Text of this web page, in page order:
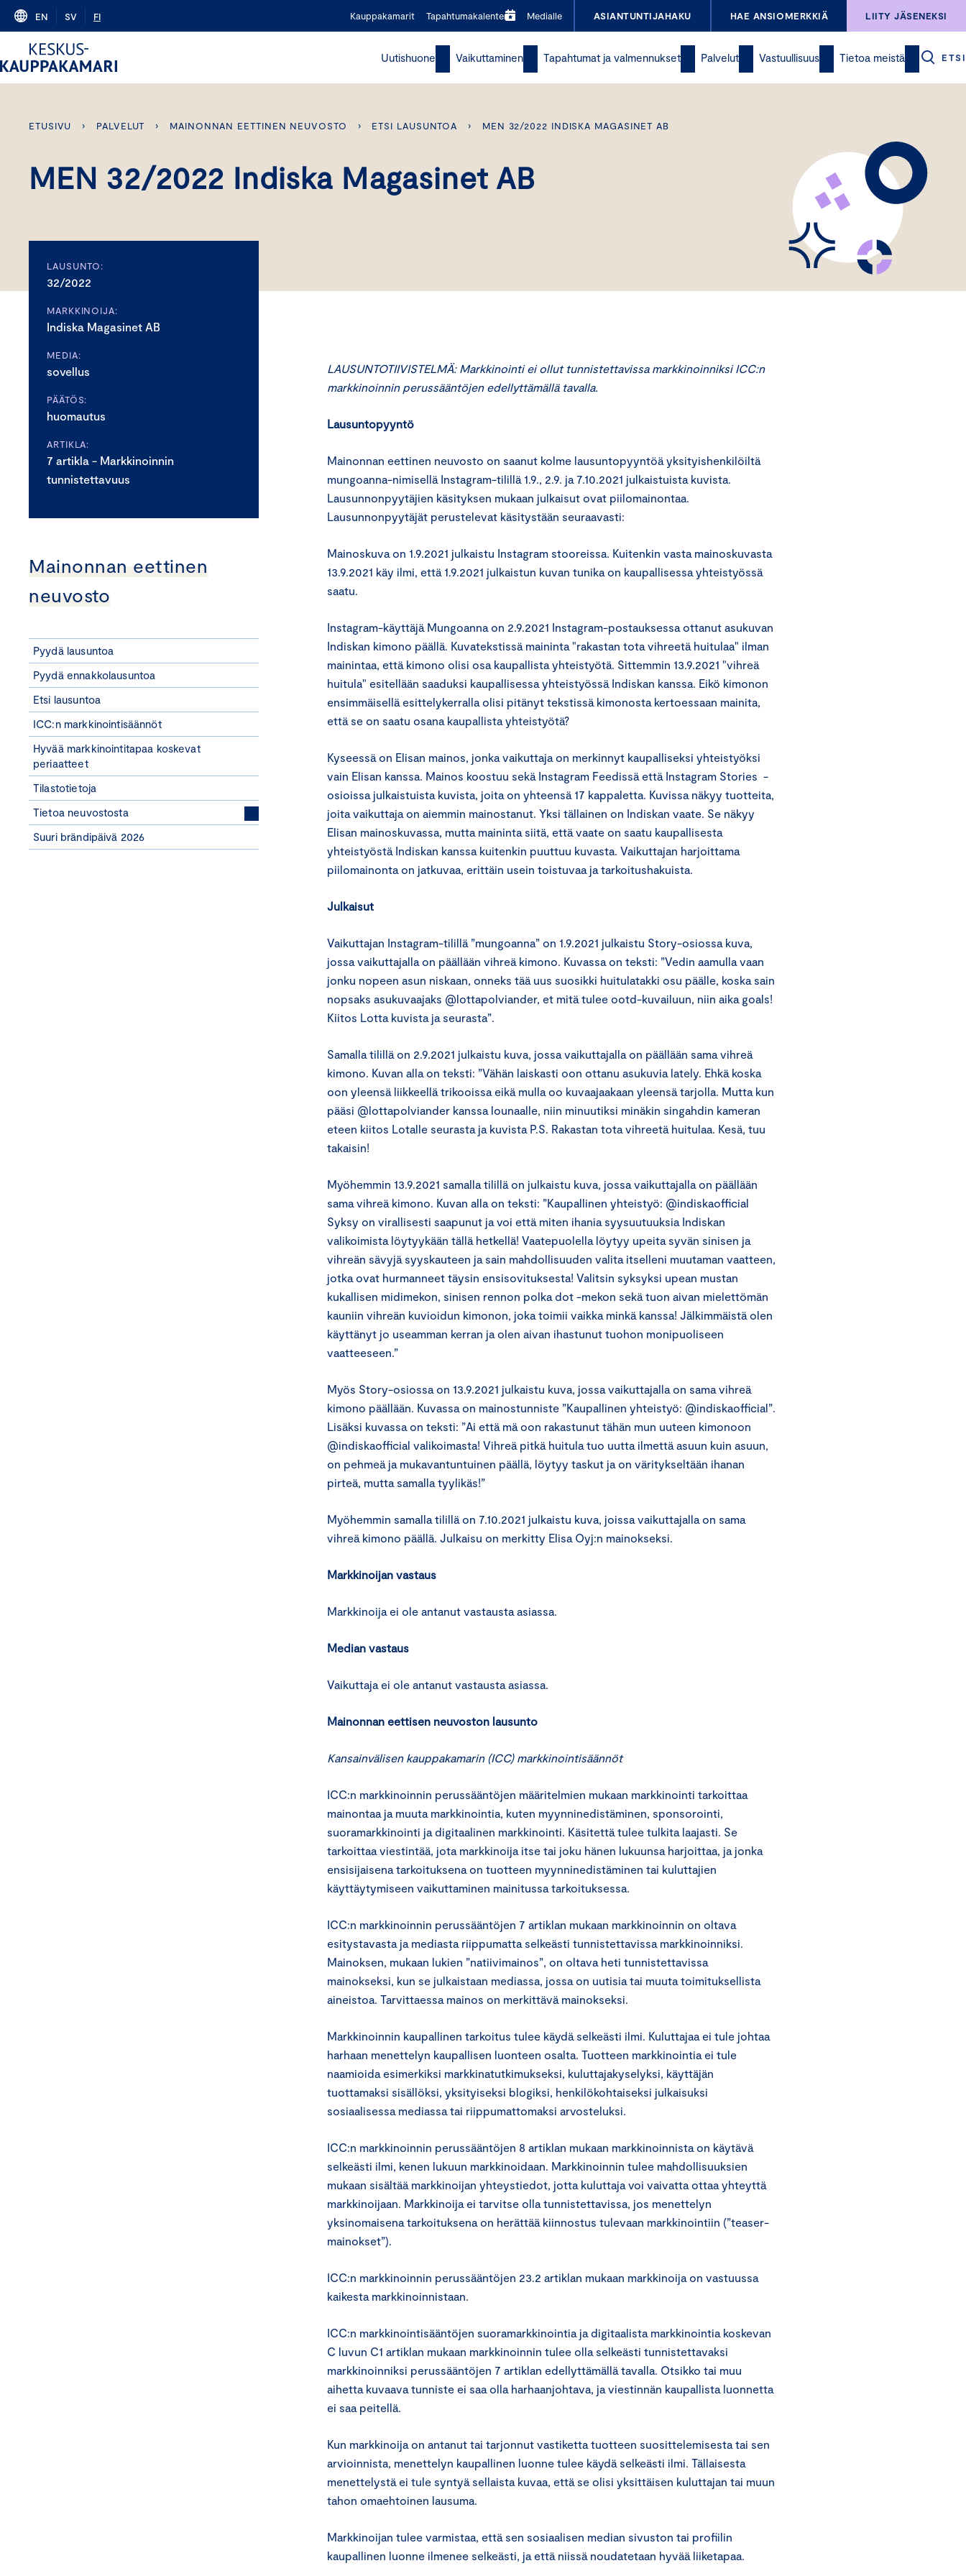
Skip
content
EN SV FI Kauppakamarit Tapahtumakalenteri Medialle ASIANTUNTIJAHAKU HAE ANSIOMERKKIÄ LIITY JÄSENEKSI
Uutishuone Vaikuttaminen Tapahtumat ja valmennukset Palvelut Vastuullisuus Tietoa meistä ETSI
ETUSIVU › PALVELUT › MAINONNAN EETTINEN NEUVOSTO › ETSI LAUSUNTOA › MEN 32/2022 INDISKA MAGASINET AB
MEN 32/2022 Indiska Magasinet AB
LAUSUNTO:
32/2022
MARKKINOIJA:
Indiska Magasinet AB
MEDIA:
sovellus
PÄÄTÖS:
huomautus
ARTIKLA:
7 artikla - Markkinoinnin
tunnistettavuus
Mainonnan eettinen
neuvosto
Pyydä lausuntoa
Pyydä ennakkolausuntoa
Etsi lausuntoa
ICC:n markkinointisäännöt
Hyvää markkinointitapaa koskevat
periaatteet
Tilastotietoja
Tietoa neuvostosta
Suuri brändipäivä 2026
LAUSUNTOTIIVISTELMÄ: Markkinointi ei ollut tunnistettavissa markkinoinniksi ICC:n
markkinoinnin perussääntöjen edellyttämällä tavalla.
Lausuntopyyntö
Mainonnan eettinen neuvosto on saanut kolme lausuntopyyntöä yksityishenkilöiltä
mungoanna-nimisellä Instagram-tilillä 1.9., 2.9. ja 7.10.2021 julkaistuista kuvista.
Lausunnonpyytäjien käsityksen mukaan julkaisut ovat piilomainontaa.
Lausunnonpyytäjät perustelevat käsitystään seuraavasti:
Mainoskuva on 1.9.2021 julkaistu Instagram stooreissa. Kuitenkin vasta mainoskuvasta
13.9.2021 käy ilmi, että 1.9.2021 julkaistun kuvan tunika on kaupallisessa yhteistyössä
saatu.
Instagram-käyttäjä Mungoanna on 2.9.2021 Instagram-postauksessa ottanut asukuvan
Indiskan kimono päällä. Kuvatekstissä maininta "rakastan tota vihreetä huitulaa" ilman
mainintaa, että kimono olisi osa kaupallista yhteistyötä. Sittemmin 13.9.2021 "vihreä
huitula" esitellään saaduksi kaupallisessa yhteistyössä Indiskan kanssa. Eikö kimonon
ensimmäisellä esittelykerralla olisi pitänyt tekstissä kimonosta kertoessaan mainita,
että se on saatu osana kaupallista yhteistyötä?
Kyseessä on Elisan mainos, jonka vaikuttaja on merkinnyt kaupalliseksi yhteistyöksi
vain Elisan kanssa. Mainos koostuu sekä Instagram Feedissä että Instagram Stories -
osioissa julkaistuista kuvista, joita on yhteensä 17 kappaletta. Kuvissa näkyy tuotteita,
joita vaikuttaja on aiemmin mainostanut. Yksi tällainen on Indiskan vaate. Se näkyy
Elisan mainoskuvassa, mutta maininta siitä, että vaate on saatu kaupallisesta
yhteistyöstä Indiskan kanssa kuitenkin puuttuu kuvasta. Vaikuttajan harjoittama
piilomainonta on jatkuvaa, erittäin usein toistuvaa ja tarkoitushakuista.
Julkaisut
Vaikuttajan Instagram-tilillä ”mungoanna” on 1.9.2021 julkaistu Story-osiossa kuva,
jossa vaikuttajalla on päällään vihreä kimono. Kuvassa on teksti: ”Vedin aamulla vaan
jonku nopeen asun niskaan, onneks tää uus suosikki huitulatakki osu päälle, koska sain
nopsaks asukuvaajaks @lottapolviander, et mitä tulee ootd-kuvailuun, niin aika goals!
Kiitos Lotta kuvista ja seurasta”.
Samalla tilillä on 2.9.2021 julkaistu kuva, jossa vaikuttajalla on päällään sama vihreä
kimono. Kuvan alla on teksti: ”Vähän laiskasti oon ottanu asukuvia lately. Ehkä koska
oon yleensä liikkeellä trikooissa eikä mulla oo kuvaajaakaan yleensä tarjolla. Mutta kun
pääsi @lottapolviander kanssa lounaalle, niin minuutiksi minäkin singahdin kameran
eteen kiitos Lotalle seurasta ja kuvista P.S. Rakastan tota vihreetä huitulaa. Kesä, tuu
takaisin!
Myöhemmin 13.9.2021 samalla tilillä on julkaistu kuva, jossa vaikuttajalla on päällään
sama vihreä kimono. Kuvan alla on teksti: ”Kaupallinen yhteistyö: @indiskaofficial
Syksy on virallisesti saapunut ja voi että miten ihania syysuutuuksia Indiskan
valikoimista löytyykään tällä hetkellä! Vaatepuolella löytyy upeita syvän sinisen ja
vihreän sävyjä syyskauteen ja sain mahdollisuuden valita itselleni muutaman vaatteen,
jotka ovat hurmanneet täysin ensisovituksesta! Valitsin syksyksi upean mustan
kukallisen midimekon, sinisen rennon polka dot -mekon sekä tuon aivan mielettömän
kauniin vihreän kuvioidun kimonon, joka toimii vaikka minkä kanssa! Jälkimmäistä olen
käyttänyt jo useamman kerran ja olen aivan ihastunut tuohon monipuoliseen
vaatteeseen.”
Myös Story-osiossa on 13.9.2021 julkaistu kuva, jossa vaikuttajalla on sama vihreä
kimono päällään. Kuvassa on mainostunniste ”Kaupallinen yhteistyö: @indiskaofficial”.
Lisäksi kuvassa on teksti: ”Ai että mä oon rakastunut tähän mun uuteen kimonoon
@indiskaofficial valikoimasta! Vihreä pitkä huitula tuo uutta ilmettä asuun kuin asuun,
on pehmeä ja mukavantuntuinen päällä, löytyy taskut ja on väritykseltään ihanan
pirteä, mutta samalla tyylikäs!”
Myöhemmin samalla tilillä on 7.10.2021 julkaistu kuva, joissa vaikuttajalla on sama
vihreä kimono päällä. Julkaisu on merkitty Elisa Oyj:n mainokseksi.
Markkinoijan vastaus
Markkinoija ei ole antanut vastausta asiassa.
Median vastaus
Vaikuttaja ei ole antanut vastausta asiassa.
Mainonnan eettisen neuvoston lausunto
Kansainvälisen kauppakamarin (ICC) markkinointisäännöt
ICC:n markkinoinnin perussääntöjen määritelmien mukaan markkinointi tarkoittaa
mainontaa ja muuta markkinointia, kuten myynninedistäminen, sponsorointi,
suoramarkkinointi ja digitaalinen markkinointi. Käsitettä tulee tulkita laajasti. Se
tarkoittaa viestintää, jota markkinoija itse tai joku hänen lukuunsa harjoittaa, ja jonka
ensisijaisena tarkoituksena on tuotteen myynninedistäminen tai kuluttajien
käyttäytymiseen vaikuttaminen mainitussa tarkoituksessa.
ICC:n markkinoinnin perussääntöjen 7 artiklan mukaan markkinoinnin on oltava
esitystavasta ja mediasta riippumatta selkeästi tunnistettavissa markkinoinniksi.
Mainoksen, mukaan lukien ”natiivimainos”, on oltava heti tunnistettavissa
mainokseksi, kun se julkaistaan mediassa, jossa on uutisia tai muuta toimituksellista
aineistoa. Tarvittaessa mainos on merkittävä mainokseksi.
Markkinoinnin kaupallinen tarkoitus tulee käydä selkeästi ilmi. Kuluttajaa ei tule johtaa
harhaan menettelyn kaupallisen luonteen osalta. Tuotteen markkinointia ei tule
naamioida esimerkiksi markkinatutkimukseksi, kuluttajakyselyksi, käyttäjän
tuottamaksi sisällöksi, yksityiseksi blogiksi, henkilökohtaiseksi julkaisuksi
sosiaalisessa mediassa tai riippumattomaksi arvosteluksi.
ICC:n markkinoinnin perussääntöjen 8 artiklan mukaan markkinoinnista on käytävä
selkeästi ilmi, kenen lukuun markkinoidaan. Markkinoinnin tulee mahdollisuuksien
mukaan sisältää markkinoijan yhteystiedot, jotta kuluttaja voi vaivatta ottaa yhteyttä
markkinoijaan. Markkinoija ei tarvitse olla tunnistettavissa, jos menettelyn
yksinomaisena tarkoituksena on herättää kiinnostus tulevaan markkinointiin (”teaser-
mainokset”).
ICC:n markkinoinnin perussääntöjen 23.2 artiklan mukaan markkinoija on vastuussa
kaikesta markkinoinnistaan.
ICC:n markkinointisääntöjen suoramarkkinointia ja digitaalista markkinointia koskevan
C luvun C1 artiklan mukaan markkinoinnin tulee olla selkeästi tunnistettavaksi
markkinoinniksi perussääntöjen 7 artiklan edellyttämällä tavalla. Otsikko tai muu
aihetta kuvaava tunniste ei saa olla harhaanjohtava, ja viestinnän kaupallista luonnetta
ei saa peitellä.
Kun markkinoija on antanut tai tarjonnut vastiketta tuotteen suosittelemisesta tai sen
arvioinnista, menettelyn kaupallinen luonne tulee käydä selkeästi ilmi. Tällaisesta
menettelystä ei tule syntyä sellaista kuvaa, että se olisi yksittäisen kuluttajan tai muun
tahon omaehtoinen lausuma.
Markkinoijan tulee varmistaa, että sen sosiaalisen median sivuston tai profiilin
kaupallinen luonne ilmenee selkeästi, ja että niissä noudatetaan hyvää liiketapaa.